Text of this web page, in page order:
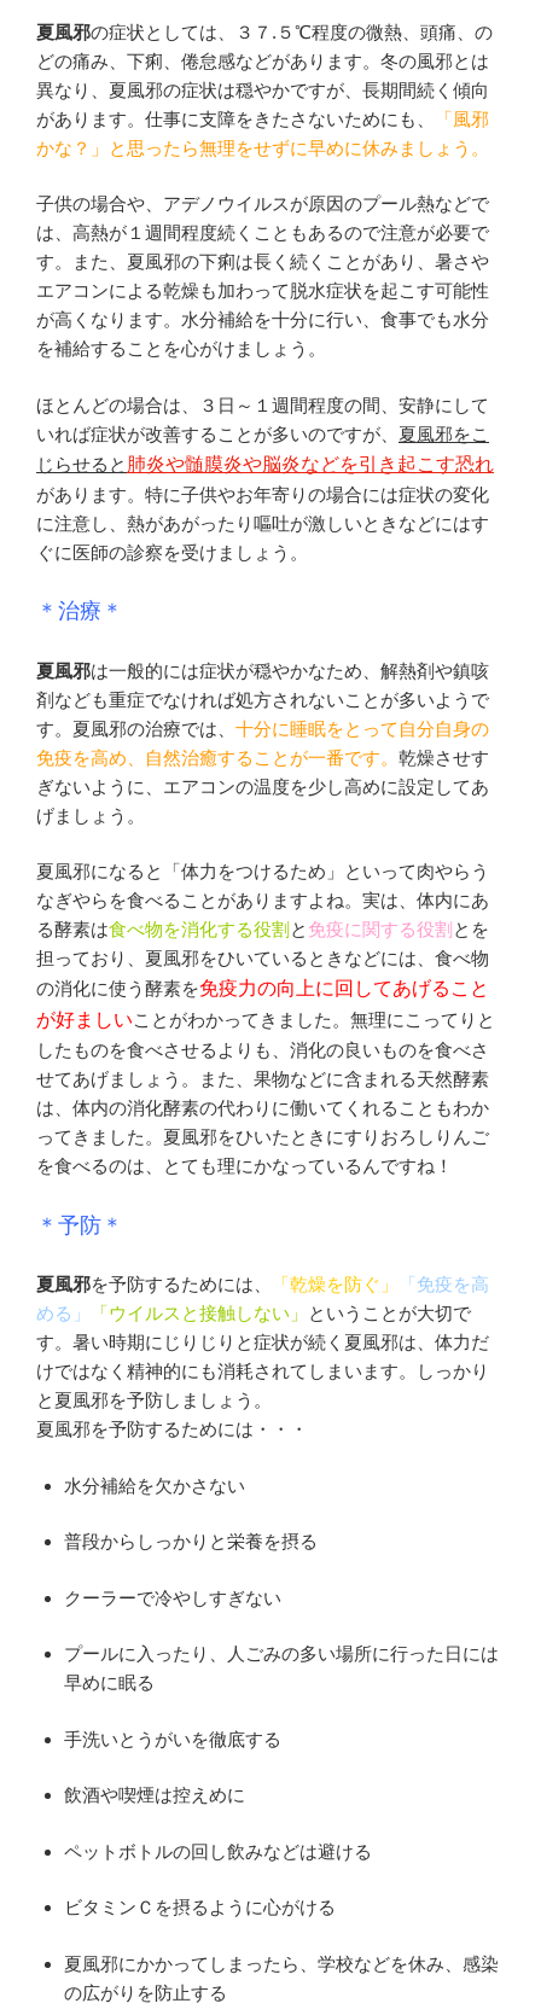
夏風邪の症状としては、３７.５℃程度の微熱、頭痛、の
どの痛み、下痢、倦怠感などがあります。冬の風邪とは
異なり、夏風邪の症状は穏やかですが、長期間続く傾向
があります。仕事に支障をきたさないためにも、
「風邪
かな？」と思ったら無理をせずに早めに休みましょう。
子供の場合や、アデノウイルスが原因のプール熱などで
は、高熱が１週間程度続くこともあるので注意が必要で
す。また、夏風邪の下痢は長く続くことがあり、暑さや
エアコンによる乾燥も加わって脱水症状を起こす可能性
が高くなります。水分補給を十分に行い、食事でも水分
を補給することを心がけましょう。
ほとんどの場合は、３日～１週間程度の間、安静にして
いれば症状が改善することが多いのですが、 夏風邪をこ
じらせると 肺炎や髄膜炎や脳炎などを引き起こす恐れ
があります。特に子供やお年寄りの場合には症状の変化
に注意し、熱があがったり嘔吐が激しいときなどにはす
ぐに医師の診察を受けましょう。
＊治療＊
夏風邪は一般的には症状が穏やかなため、解熱剤や鎮咳
剤なども重症でなければ処方されないことが多いようで
す。夏風邪の治療では、 十分に睡眠をとって自分自身の
免疫を高め、自然治癒することが一番です。 乾燥させす
ぎないように、エアコンの温度を少し高めに設定してあ
げましょう。
夏風邪になると「体力をつけるため」といって肉やらう
なぎやらを食べることがありますよね。実は、体内にあ
る酵素は食べ物を消化する役割 と 免疫に関する役割 とを
担っており、夏風邪をひいているときなどには、食べ物
の消化に使う酵素を免疫力の向上に回してあげること
が好ましいことがわかってきました。無理にこってりと
したものを食べさせるよりも、消化の良いものを食べさ
せてあげましょう。また、果物などに含まれる天然酵素
は、体内の消化酵素の代わりに働いてくれることもわか
ってきました。夏風邪をひいたときにすりおろしりんご
を食べるのは、とても理にかなっているんですね！
＊予防＊
夏風邪を予防するためには、 「乾燥を防ぐ」
「免疫を高
める」
「ウイルスと接触しない」
ということが大切で
す。暑い時期にじりじりと症状が続く夏風邪は、体力だ
けではなく精神的にも消耗されてしまいます。しっかり
と夏風邪を予防しましょう。
夏風邪を予防するためには・・・
水分補給を欠かさない
普段からしっかりと栄養を摂る
クーラーで冷やしすぎない
プールに入ったり、人ごみの多い場所に行った日には
早めに眠る
手洗いとうがいを徹底する
飲酒や喫煙は控えめに
ペットボトルの回し飲みなどは避ける
ビタミンＣを摂るように心がける
夏風邪にかかってしまったら、学校などを休み、感染
の広がりを防止する